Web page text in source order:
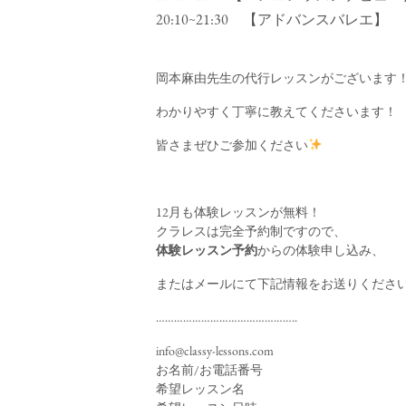
20:10~21:30 【アドバンスバレエ】
岡本麻由先生の代行レッスンがございます！
わかりやすく丁寧に教えてくださいます！
皆さまぜひご参加ください
12月も体験レッスンが無料！
クラレスは完全予約制ですので、
体験レッスン予約からの体験申し込み、
またはメールにて下記情報をお送りくださ
………………………………………..
info@classy-lessons.com
お名前/お電話番号
希望レッスン名